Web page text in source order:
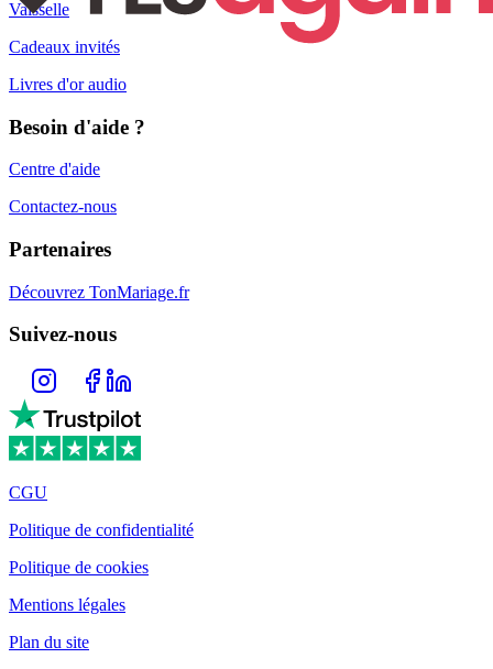
Vaisselle
Cadeaux invités
Livres d'or audio
Besoin d'aide ?
Centre d'aide
Contactez-nous
Partenaires
Découvrez TonMariage.fr
Suivez-nous
CGU
Politique de confidentialité
Politique de cookies
Mentions légales
Plan du site